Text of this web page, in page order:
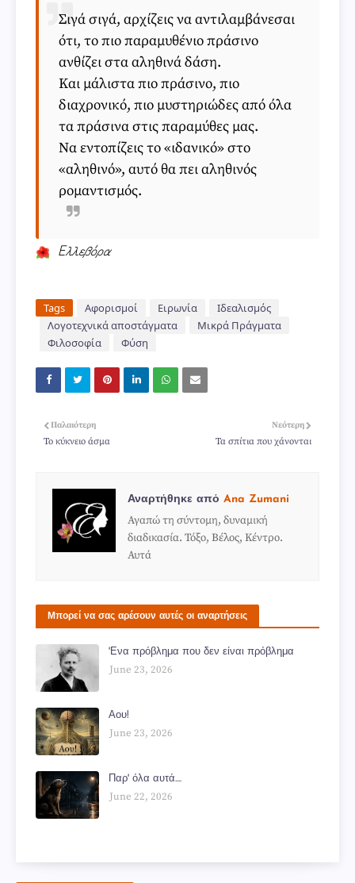
Σιγά σιγά, αρχίζεις να αντιλαμβάνεσαι
ότι, το πιο παραμυθένιο πράσινο
ανθίζει στα αληθινά δάση.
Και μάλιστα πιο πράσινο, πιο
διαχρονικό, πιο μυστηριώδες από όλα
τα πράσινα στις παραμύθες μας.
Να εντοπίζεις το «ιδανικό» στο
«αληθινό», αυτό θα πει αληθινός
ρομαντισμός.
Ελλεβόρα
Tags Αφορισμοί Ειρωνία
Ιδεαλισμός
Λογοτεχνικά αποστάγματα
Μικρά Πράγματα
Φιλοσοφία
Φύση
Νεότερη
Τα σπίτια που χάνονται
Παλαιότερη
Το κύκνειο άσμα
Αναρτήθηκε από Ana Zumani
Αγαπώ τη σύντομη, δυναμική
διαδικασία. Τόξο, Βέλος, Κέντρο.
Αυτά
Μπορεί να σας αρέσουν αυτές οι αναρτήσεις
'Ενα πρόβλημα που δεν είναι πρόβλημα
June 23, 2026
Αου!
June 23, 2026
Παρ' όλα αυτά....
June 22, 2026